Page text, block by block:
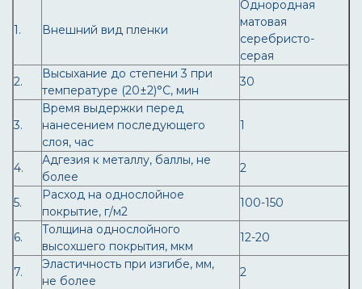
1. Внешний вид пленки
Однородная
матовая
серебристо-
серая
2.
Высыхание до степени 3 при
температуре (20±2)°С, мин
30
3.
Время выдержки перед
нанесением последующего
слоя, час
1
4.
Адгезия к металлу, баллы, не
более
2
5.
Расход на однослойное
покрытие, г/м2
100-150
6.
Толщина однослойного
высохшего покрытия, мкм
12-20
7.
Эластичность при изгибе, мм,
не более
2